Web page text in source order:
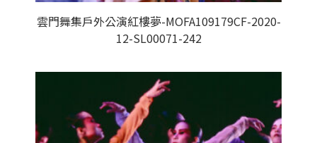
雲門舞集戶外公演紅樓夢-MOFA109179CF-2020-
12-SL00071-242